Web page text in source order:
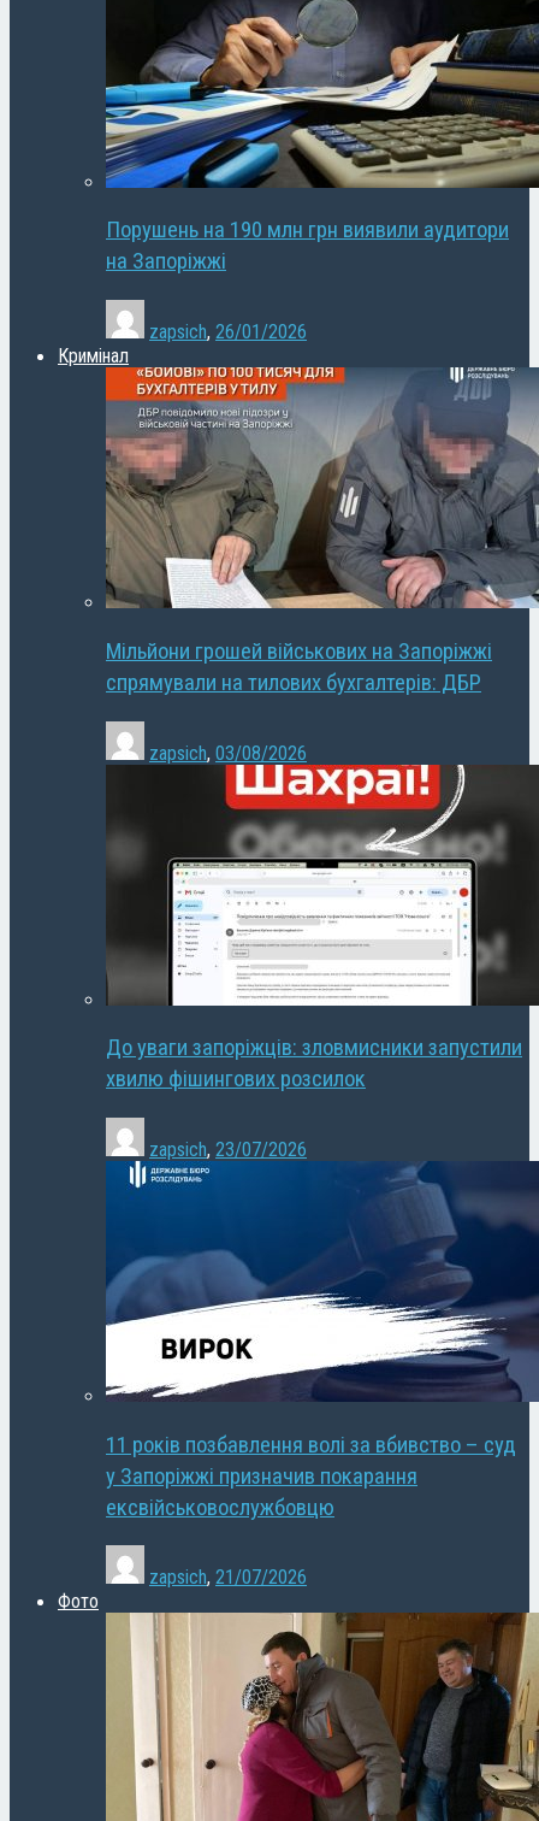
Порушень на 190 млн грн виявили аудитори
на Запоріжжі
zapsich, 26/01/2026
Кримінал
Мільйони грошей військових на Запоріжжі
спрямували на тилових бухгалтерів: ДБР
zapsich, 03/08/2026
До уваги запоріжців: зловмисники запустили
хвилю фішингових розсилок
zapsich, 23/07/2026
11 років позбавлення волі за вбивство – суд
у Запоріжжі призначив покарання
ексвійськовослужбовцю
zapsich, 21/07/2026
Фото